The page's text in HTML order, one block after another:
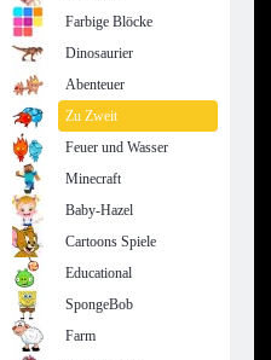
Farbige Blöcke
Dinosaurier
Abenteuer
Zu Zweit
Feuer und Wasser
Minecraft
Baby-Hazel
Cartoons Spiele
Educational
SpongeBob
Farm